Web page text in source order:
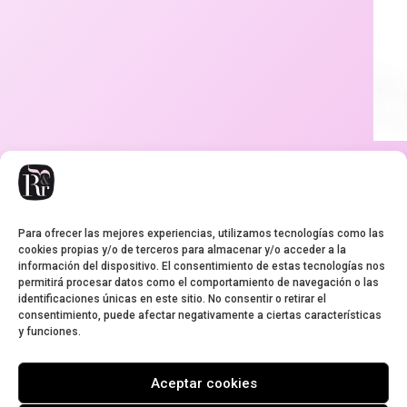
Para ofrecer las mejores experiencias, utilizamos tecnologías como las
cookies propias y/o de terceros para almacenar y/o acceder a la
información del dispositivo. El consentimiento de estas tecnologías nos
permitirá procesar datos como el comportamiento de navegación o las
identificaciones únicas en este sitio. No consentir o retirar el
consentimiento, puede afectar negativamente a ciertas características
y funciones.
Aceptar cookies
Aviso legal Condiciones de envío
Cookies
Política de privacidad
Pedidos y devoluciones